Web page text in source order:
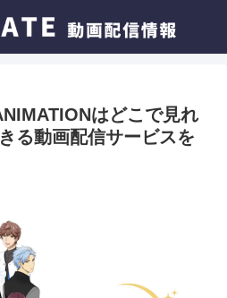
はどこで見れ
る動画配信サービスを